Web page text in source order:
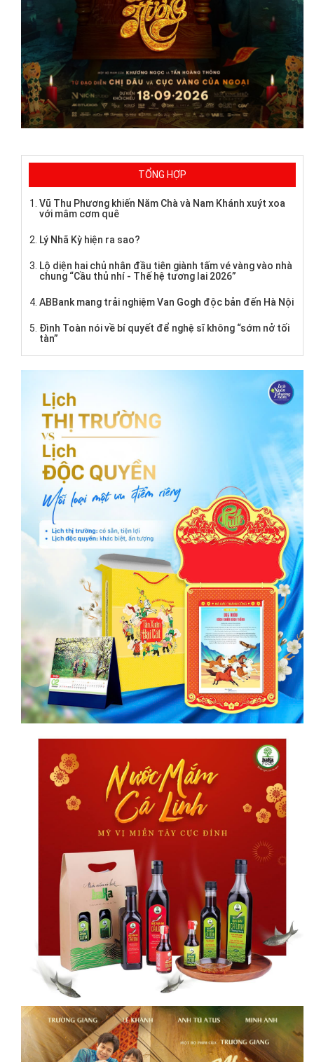
TỔNG HỢP
Vũ Thu Phương khiến Năm Chà và Nam Khánh xuýt xoa
với mâm cơm quê
Lý Nhã Kỳ hiện ra sao?
Lộ diện hai chủ nhân đầu tiên giành tấm vé vàng vào nhà
chung “Cầu thủ nhí - Thế hệ tương lai 2026”
ABBank mang trải nghiệm Van Gogh độc bản đến Hà Nội
Đình Toàn nói về bí quyết để nghệ sĩ không “sớm nở tối
tàn”